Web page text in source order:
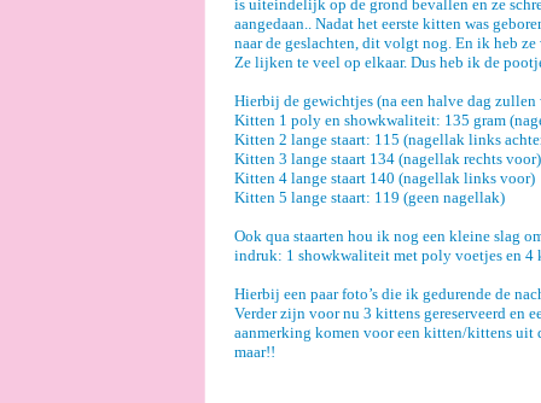
is uiteindelijk op de grond bevallen en ze
aangedaan.. Nadat het eerste kitten was
naar de geslachten, dit volgt nog. En ik heb
Ze lijken te veel op elkaar. Dus heb ik de
Hierbij de gewichtjes (na een halve dag zullen
Kitten 1 poly en showkwaliteit: 135 gram
Kitten 2 lange staart: 115 (nagellak links
Kitten 3 lange staart 134 (nagellak rechts voor)
Kitten 4 lange staart 140 (nagellak links voor)
Kitten 5 lange staart: 119 (geen nagellak)
Ook qua staarten hou ik nog een kleine slag
indruk: 1 showkwaliteit met poly voetjes en 4
Hierbij een paar foto’s die ik gedurende de
Verder zijn voor nu 3 kittens gereserveerd en
aanmerking komen voor een kitten/kittens uit
maar!!